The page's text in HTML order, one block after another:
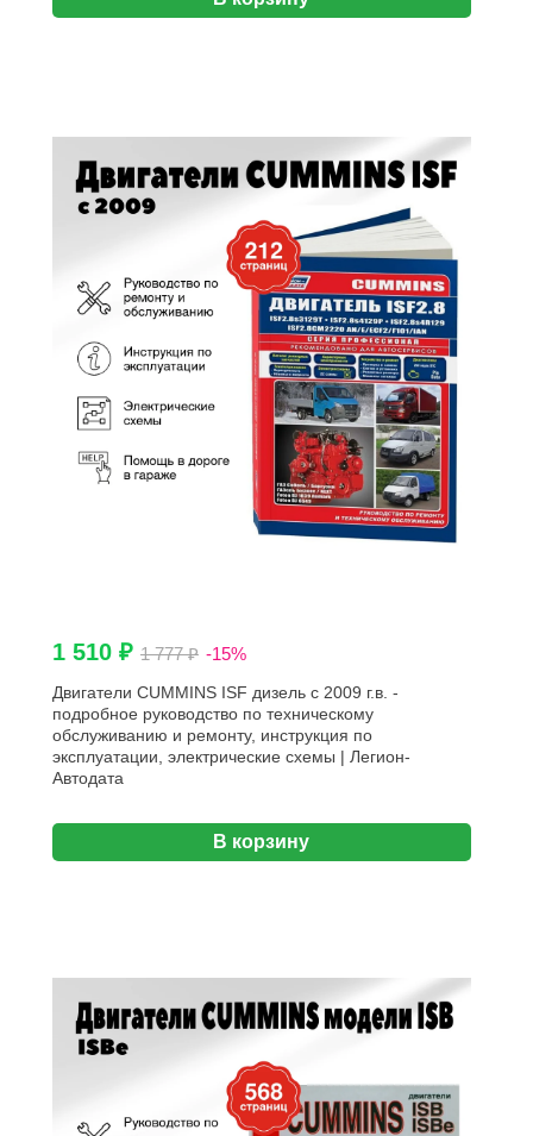
1 510 ₽ 1 777 ₽ -15%
Двигатели CUMMINS ISF дизель с 2009 г.в. -
подробное руководство по техническому
обслуживанию и ремонту, инструкция по
эксплуатации, электрические схемы | Легион-
Aвтодата
В корзину